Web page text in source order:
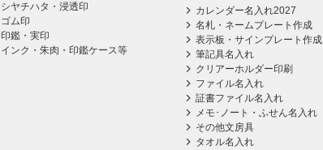
シヤチハタ・浸透印
ゴム印
印鑑・実印
インク・朱肉・印鑑ケース等
カレンダー名入れ2027
名札・ネームプレート作成
表示板・サインプレート作成
筆記具名入れ
クリアーホルダー印刷
ファイル名入れ
証書ファイル名入れ
メモ･ノート・ふせん名入れ
その他文房具
タオル名入れ